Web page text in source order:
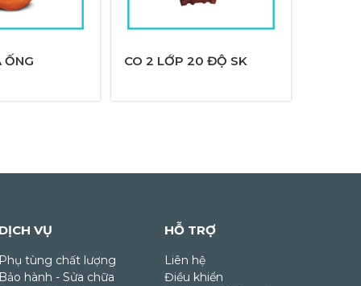
ỐNG CO 2 LỚP 20 ĐỘ SK
VỤ
tùng chất lượng
hành - Sửa chữa
HỖ TRỢ
Liên hệ
Điều khiển